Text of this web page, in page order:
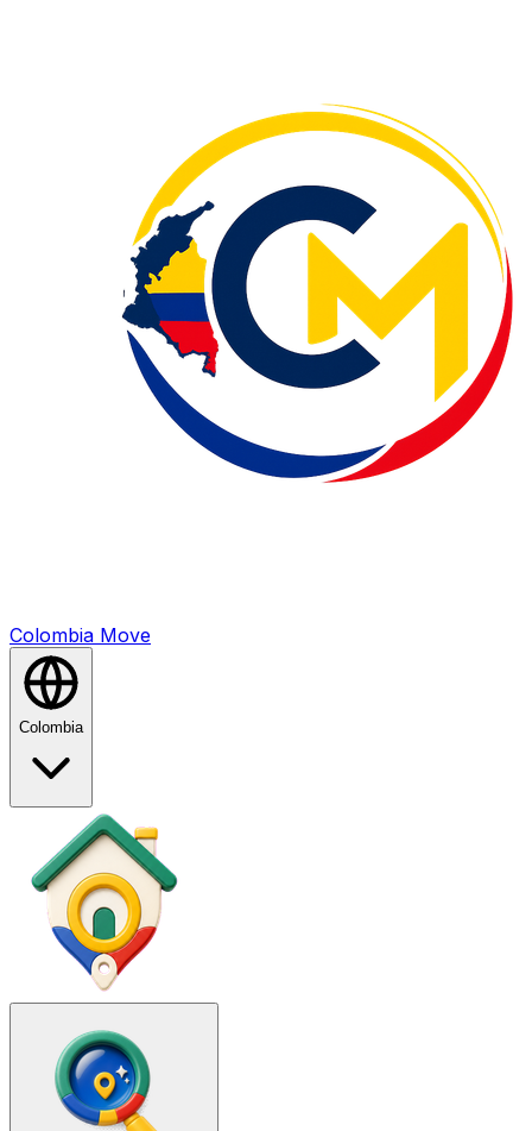
Colombia Move
Colombia